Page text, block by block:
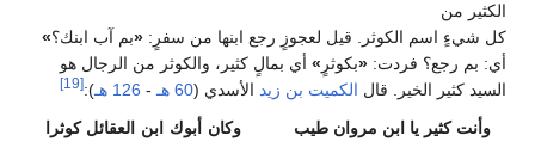
الكثير من
كل شيءٍ اسم الكوثر. قيل لعجوزٍ رجع ابنها من سفرٍ: «بم آب ابنك؟»
أي: بم رجع؟ فردت: «بكوثرٍ » أي بمالٍ كثير، والكوثر من الرجال هو
السيد كثير الخير. قال الكميت بن زيد الأسدي (60 هـ - 126 هـ ):
[19]
وأنت كثير يا ابن مروان طيب
وكان أبوك ابن العقائل كوثرا